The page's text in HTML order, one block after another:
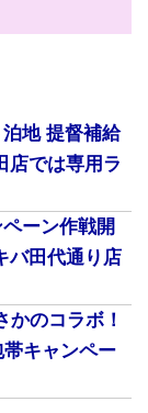
ァイル第2弾が
いしさ、も
う！」とい
好評の第1弾に
泊地 提督補給
店では専用ラ
ーン作戦開
バ田代通り店
かのコラボ！
キャンペー